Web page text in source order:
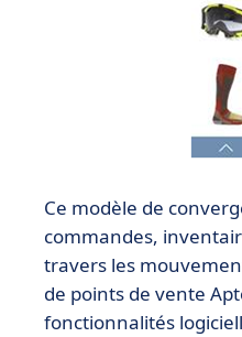
Ce modèle de
commandes,
travers les
de points de vente
fonctionnalités